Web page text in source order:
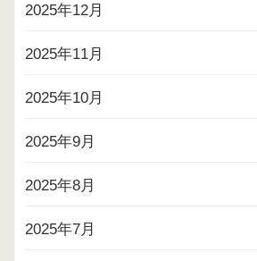
2025年12月
2025年11月
2025年10月
2025年9月
2025年8月
2025年7月